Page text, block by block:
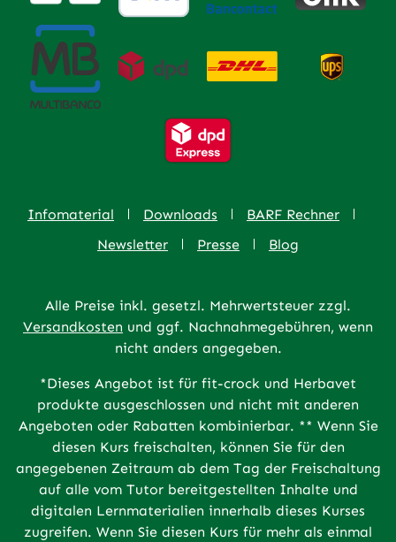
Infomaterial Downloads
BARF Rechner
Newsletter
Presse Blog
Alle Preise inkl. gesetzl. Mehrwertsteuer zzgl.
Versandkosten und ggf. Nachnahmegebühren, wenn
nicht anders angegeben.
*Dieses Angebot ist für fit-crock und Herbavet
produkte ausgeschlossen und nicht mit anderen
Angeboten oder Rabatten kombinierbar. ** Wenn Sie
diesen Kurs freischalten, können Sie für den
angegebenen Zeitraum ab dem Tag der Freischaltung
auf alle vom Tutor bereitgestellten Inhalte und
digitalen Lernmaterialien innerhalb dieses Kurses
zugreifen. Wenn Sie diesen Kurs für mehr als einmal